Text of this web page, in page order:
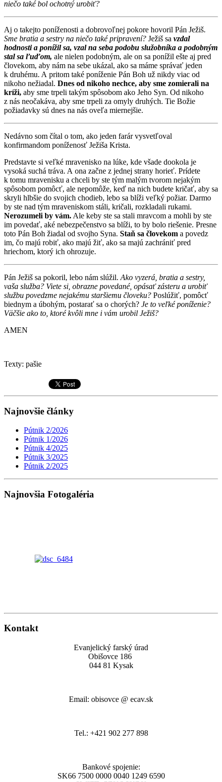
niečo také bol ochotný urobiť?
Aj o takejto poníženosti a dobrovoľnej pokore hovoril Pán Ježiš.
Sme bratia a sestry na niečo také pripravení? Ježiš sa vzdal
hodnosti a ponížil sa, vzal na seba podobu služobníka a podobným
stal sa ľuďom, ale nielen podobným, ale on sa ponížil ešte aj pred
človekom, aby nám na sebe ukázal, ako sa máme správať jeden
k druhému. A pritom také poníženie Pán Boh už nikdy viac od
nikoho nežiadal. Dnes od nikoho nechce, aby sme zomierali na
kríži, aby sme trpeli takým spôsobom ako Jeho Syn. Od nikoho
z nás neočakáva, aby sme trpeli za omyly druhých. Tie Božie
požiadavky sú dnes na nás oveľa miernejšie.
Nedávno som čítal o tom, ako jeden farár vysvetľoval
konfirmandom poníženosť Ježiša Krista.
Predstavte si veľké mravenisko na lúke, kde všade dookola je
vysoká suchá tráva. A ona začne z jednej strany horieť. Prídete
k tomu mravenisku a chceli by ste tým malým tvorom nejakým
spôsobom pomôcť, ale nepomôže, keď na nich budete kričať, aby sa
skryli hlbšie do svojich chodieb, lebo sa blíži veľký požiar. Darmo
by ste nad tým mraveniskom stáli, kričali, rozkladali rukami.
Nerozumeli by vám. Ale keby ste sa stali mravcom a mohli by ste
im povedať, aké nebezpečenstvo sa blíži, to by bolo riešenie. Presne
toto Pán Boh žiadal od svojho Syna. Staň sa človekom a povedz
im, čo majú robiť, ako majú žiť, ako sa majú zachrániť pred
hriechom, ktorý ich ohrozuje.
Pán Ježiš sa pokoril, lebo nám slúžil. Ako vyzerá, bratia a sestry,
vaša služba? Viete si, obrazne povedané, opásať zásteru a urobiť
službu povedzme nejakému staršiemu človeku? Poslúžiť, pomôcť
biednym a úbohým, postarať sa o chorých? Je to veľké poníženie?
Väčšie ako to, ktoré kvôli mne i vám urobil Ježiš?
AMEN
Texty: pašie
Najnovšie články
Pútnik 2/2026
Pútnik 1/2026
Pútnik 4/2025
Pútnik 3/2025
Pútnik 2/2025
Najnovšia Fotogaléria
Kontakt
Evanjelický farský úrad
Obišovce 186
044 81 Kysak
Email: obisovce @ ecav.sk
Tel.: +421 902 277 898
Bankové spojenie:
SK66 7500 0000 0040 1249 6590